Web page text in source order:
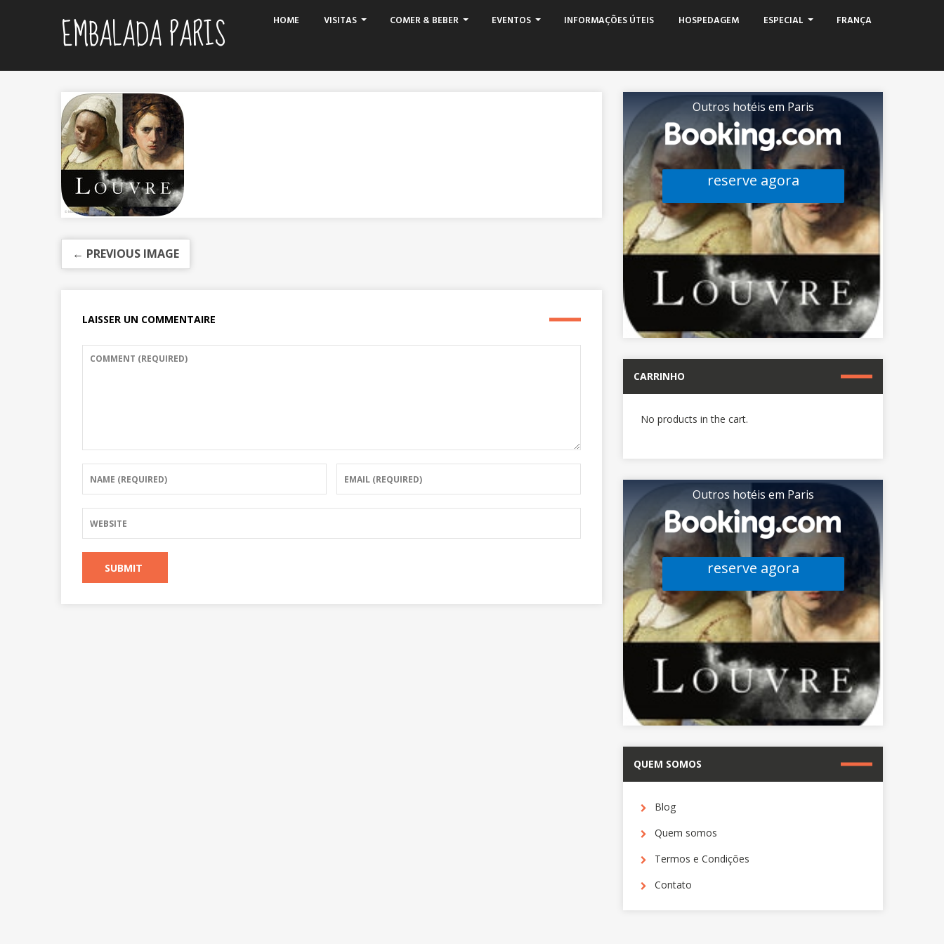
EMBALADA PARIS HOME VISITAS COMER & BEBER EVENTOS INFORMAÇÕES ÚTEIS HOSPEDAGEM ESPECIAL FRANÇA
← PREVIOUS IMAGE
LAISSER UN COMMENTAIRE
Outros hotéis em Paris
reserve agora
CARRINHO
No products in the cart.
Outros hotéis em Paris
reserve agora
QUEM SOMOS
Blog
Quem somos
Termos e Condições
Contato